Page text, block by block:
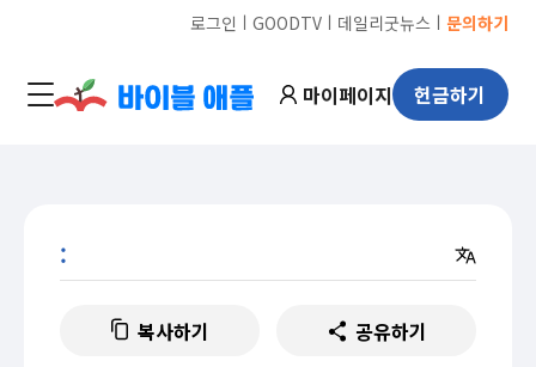
로그인 ㅣ GOODTVㅣ 데일리굿뉴스 ㅣ 문의하기
마이페이지 헌금하기
:
복사하기 공유하기